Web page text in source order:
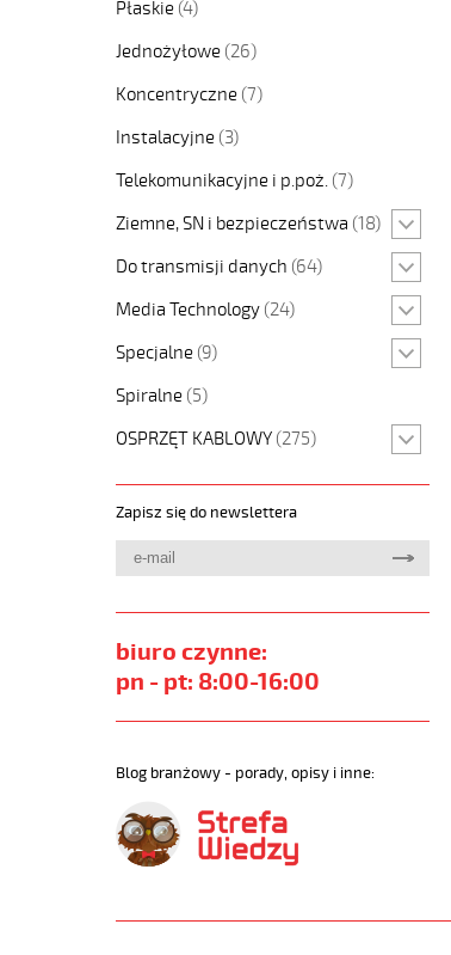
Płaskie (4)
Jednożyłowe (26)
Koncentryczne (7)
Instalacyjne (3)
Telekomunikacyjne i p.poż. (7)
Ziemne, SN i bezpieczeństwa (18)
Do transmisji danych (64)
Media Technology (24)
Specjalne (9)
Spiralne (5)
OSPRZĘT KABLOWY (275)
Zapisz się do newslettera
biuro czynne:
pn - pt: 8:00-16:00
Blog branżowy - porady, opisy i inne: